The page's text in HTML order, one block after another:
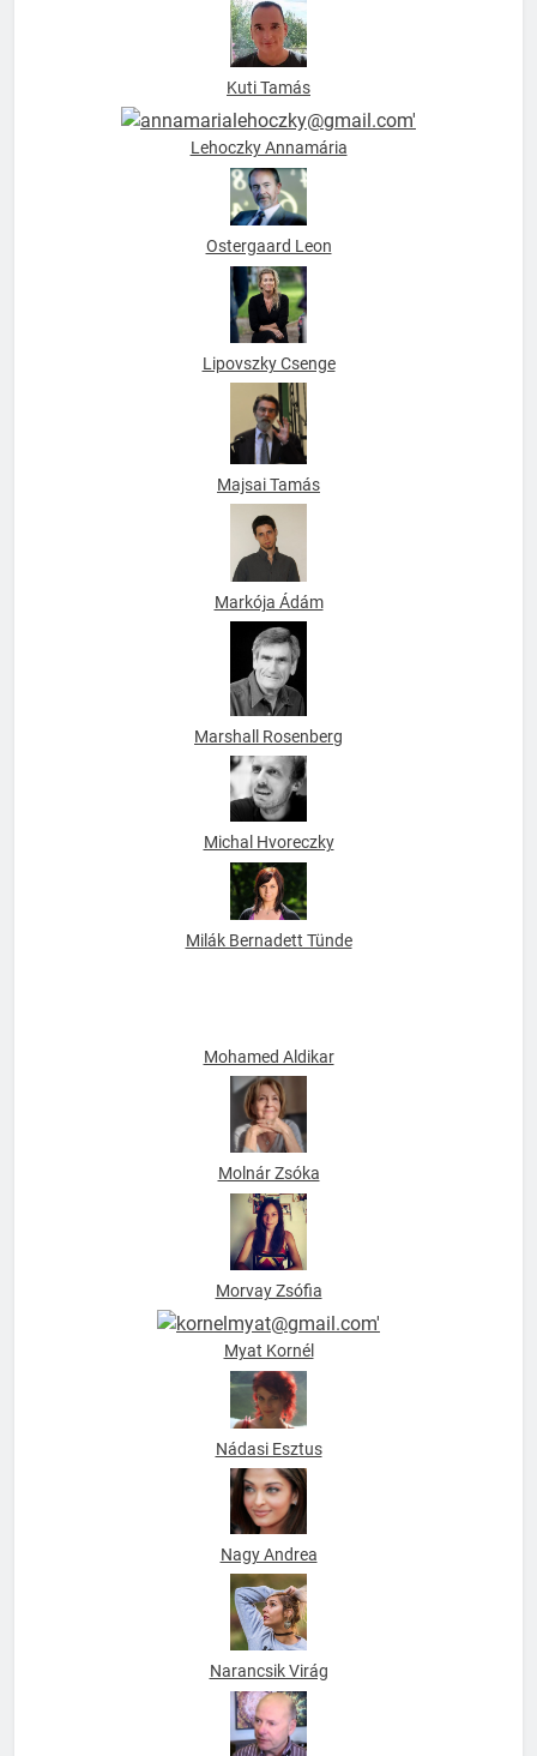
Kuti Tamás
Lehoczky Annamária
Ostergaard Leon
Lipovszky Csenge
Majsai Tamás
Markója Ádám
Marshall Rosenberg
Michal Hvoreczky
Mohamed Aldikar
Molnár Zsóka
Morvay Zsófia
Myat Kornél
Nádasi Esztus
Nagy Andrea
Narancsik Virág